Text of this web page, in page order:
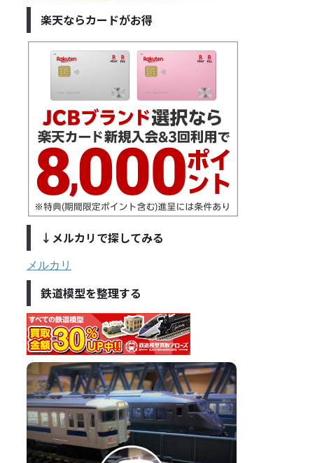
楽天ならカードがお得
↓メルカリで探してみる
メルカリ
鉄道模型を整理する